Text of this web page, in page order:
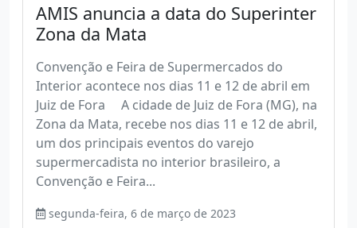
AMIS anuncia a data do Superinter
Zona da Mata
Convenção e Feira de Supermercados do
Interior acontece nos dias 11 e 12 de abril em
Juiz de Fora A cidade de Juiz de Fora (MG), na
Zona da Mata, recebe nos dias 11 e 12 de abril,
um dos principais eventos do varejo
supermercadista no interior brasileiro, a
Convenção e Feira...
segunda-feira, 6 de março de 2023